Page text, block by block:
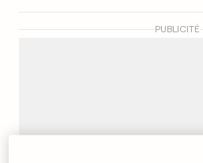
PUBLICITÉ